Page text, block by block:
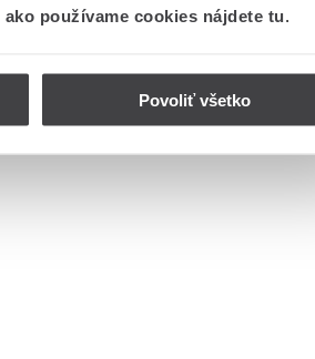
ako používame cookies nájdete tu.
Povoliť všetko